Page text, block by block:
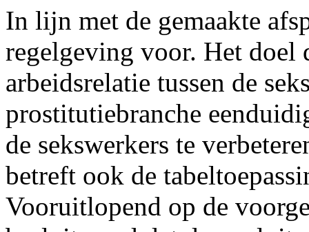
In lijn met de gemaakte
regelgeving voor. Het doel
arbeidsrelatie tussen de
prostitutiebranche
de sekswerkers te
betreft ook de
Vooruitlopend op de